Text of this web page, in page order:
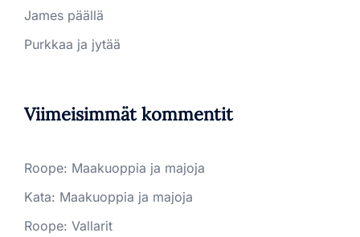
James päällä
Purkkaa ja jytää
Viimeisimmät kommentit
Roope: Maakuoppia ja majoja
Kata: Maakuoppia ja majoja
Roope: Vallarit